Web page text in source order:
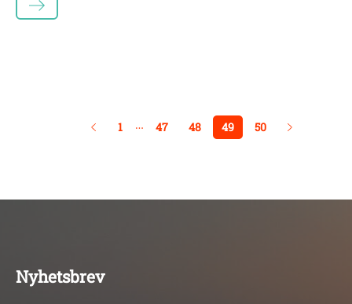
LÄS MER
1 … 47 48 49 50
Nyhetsbrev